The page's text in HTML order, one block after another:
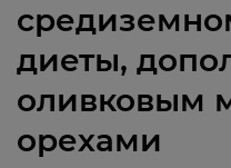
диеты,
оливковым
орехами